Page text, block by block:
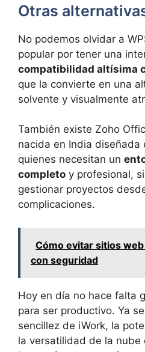
Otras
No podemos olvidar a
popular por tener una
compatibilidad altísima
que la convierte en una
solvente y visualmente
También existe Zoho
nacida en India diseñada
quienes necesitan un
completo y profesional,
gestionar proyectos
complicaciones.
Cómo evitar sitios
con seguridad
Hoy en día no hace falta
para ser productivo. Ya
sencillez de iWork, la
la versatilidad de la nube